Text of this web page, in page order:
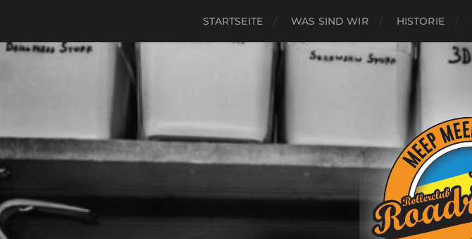
STARTSEITE WAS SIND WIR HISTORIE